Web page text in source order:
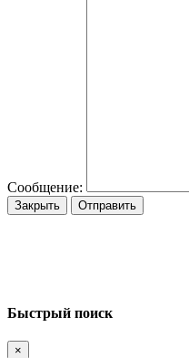
Сообщение:
Закрыть Отправить
Быстрый поиск
×